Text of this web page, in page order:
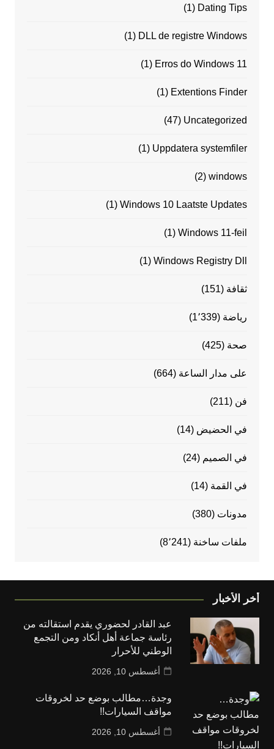
Dating Tips
(1)
DLL de registre Windows
(1)
Erros do Windows 11
(1)
Extentions Finder
(1)
Uncategorized
(47)
Uppdatera systemfiler
(1)
windows
(2)
Windows 10 Laatste Updates
(1)
Windows 11-feil
(1)
Windows Registry Dll
(1)
ثقافة (151)
رياضة (1٬339)
صحة (425)
على مدار الساعة (664)
فن (211)
في الحضيض (14)
في الصميم (24)
في القمة (14)
مدونات (380)
ملفات ساخنة (8٬241)
أخر الأخبار
عبد القادر لحضوري يقدم استقالته من
رئاسة جماعة أهل أنكاد ومن التجمع
الوطني للأحرار
أغسطس 10, 2026
وجدة…مطالب بوضع حد لخروقات
مواقف السيارات!!
أغسطس 10, 2026